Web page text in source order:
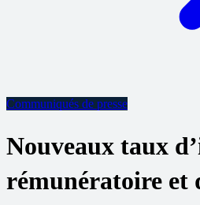
Communiqués de presse
Nouveaux taux
rémunératoire et